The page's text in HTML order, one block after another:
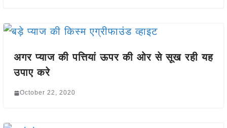
अगर प्याज की पत्तियां ऊपर की ओर से सूख रही यह
उपाए करे
October 22, 2020